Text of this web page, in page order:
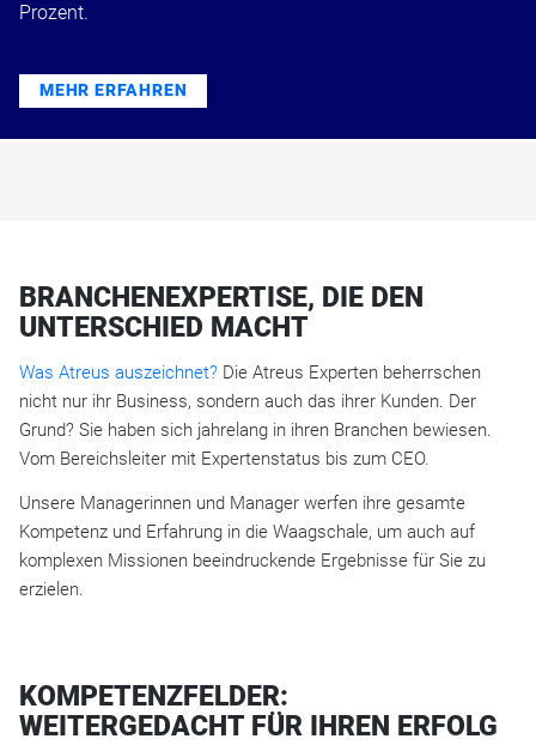
Prozent.
MEHR ERFAHREN
BRANCHENEXPERTISE, DIE DEN
UNTERSCHIED MACHT
Was Atreus auszeichnet? Die Atreus Experten beherrschen
nicht nur ihr Business, sondern auch das ihrer Kunden. Der
Grund? Sie haben sich jahrelang in ihren Branchen bewiesen.
Vom Bereichsleiter mit Expertenstatus bis zum CEO.
Unsere Managerinnen und Manager werfen ihre gesamte
Kompetenz und Erfahrung in die Waagschale, um auch auf
komplexen Missionen beeindruckende Ergebnisse für Sie zu
erzielen.
KOMPETENZFELDER:
WEITERGEDACHT FÜR IHREN ERFOLG